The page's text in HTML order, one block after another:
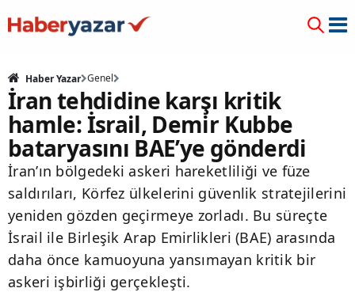
Haber Yazar Genel
İran tehdidine karşı kritik
hamle: İsrail, Demir Kubbe
bataryasını BAE’ye gönderdi
İran’ın bölgedeki askeri hareketliliği ve füze
saldırıları, Körfez ülkelerini güvenlik stratejilerini
yeniden gözden geçirmeye zorladı. Bu süreçte
İsrail ile Birleşik Arap Emirlikleri (BAE) arasında
daha önce kamuoyuna yansımayan kritik bir
askeri işbirliği gerçekleşti.